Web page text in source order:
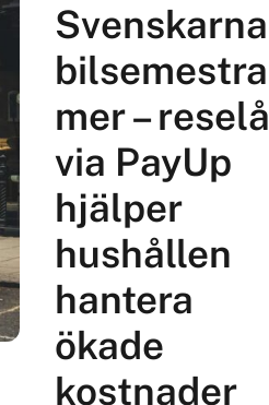
Svenskarna
mer –
via PayUp
hjälper
hushållen
hantera
ökade
kostnader